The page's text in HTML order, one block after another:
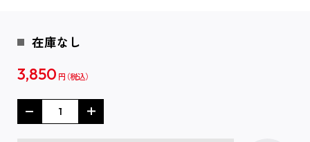
在庫なし
3,850 円